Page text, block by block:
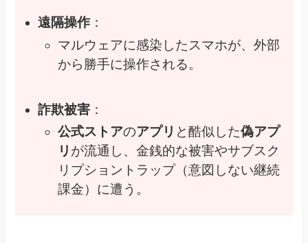
遠隔操作：
マルウェアに感染したスマホが、外部
から勝手に操作される。
詐欺被害 ：
公式ストアのアプリ と酷似した偽アプ
リ が流通し、金銭的な被害やサブスク
リプショントラップ（意図しない継続
課金）に遭う。